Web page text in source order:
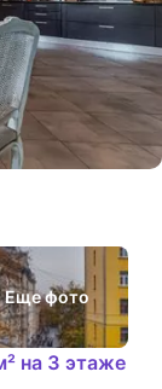
Еще фото
на 3 этаже